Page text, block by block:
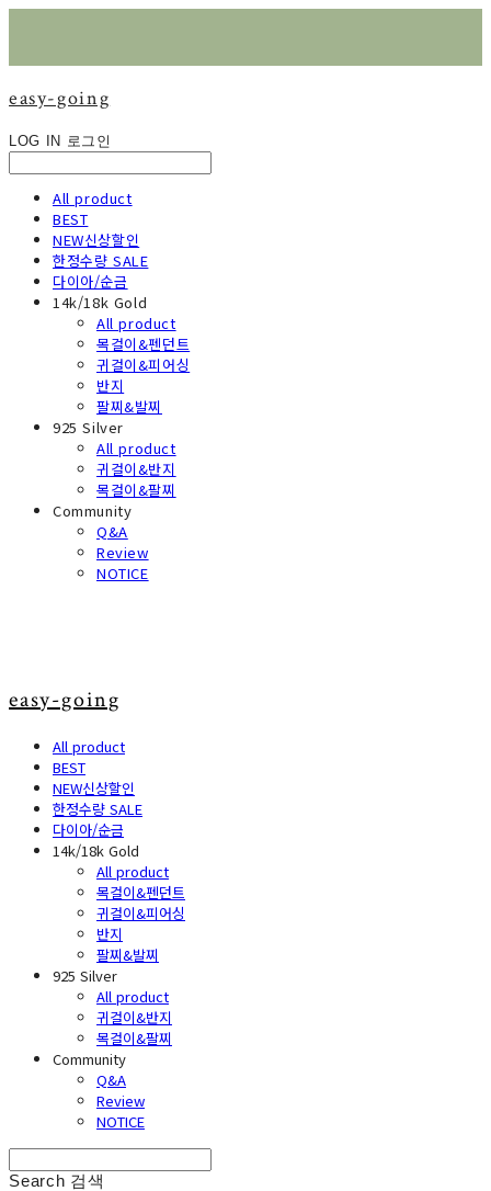
easy-going
LOG IN 로그인
All product
BEST
NEW신상할인
한정수량 SALE
다이아/순금
14k/18k Gold
All product
목걸이&펜던트
귀걸이&피어싱
반지
팔찌&발찌
925 Silver
All product
귀걸이&반지
목걸이&팔찌
Community
Q&A
Review
NOTICE
easy-going
All product
BEST
NEW신상할인
한정수량 SALE
다이아/순금
14k/18k Gold
All product
목걸이&펜던트
귀걸이&피어싱
반지
팔찌&발찌
925 Silver
All product
귀걸이&반지
목걸이&팔찌
Community
Q&A
Review
NOTICE
Search 검색